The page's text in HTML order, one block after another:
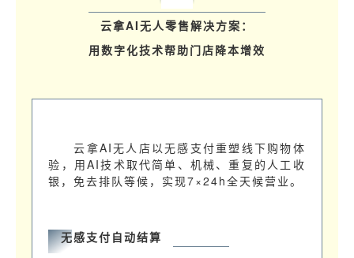
云拿AI无人零售解决方案：
用数字化技术帮助门店降本增效
云拿AI无人店以无感支付重塑线下购物体
验，用AI技术取代简单、机械、重复的人工收
银，免去排队等候，实现7×24h全天候营业。
无感支付自动结算